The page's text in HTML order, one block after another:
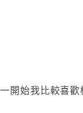
一開始我比較喜